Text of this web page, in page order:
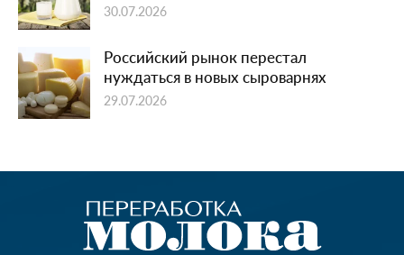
30.07.2026
Российский рынок перестал
нуждаться в новых сыроварнях
29.07.2026